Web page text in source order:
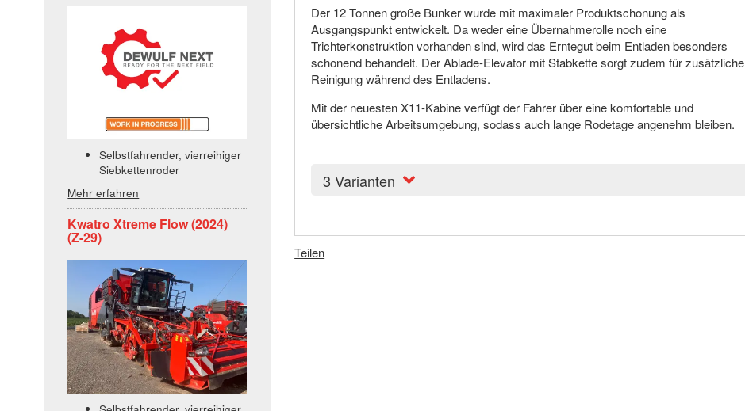
Selbstfahrender, vierreihiger
Siebkettenroder
Mehr erfahren
Kwatro Xtreme Flow (2024)
(Z-29)
Der 12 Tonnen große Bunker wurde mit maximaler Produktschonung als
Ausgangspunkt entwickelt. Da weder eine Übernahmerolle noch eine
Trichterkonstruktion vorhanden sind, wird das Erntegut beim Entladen besonders
schonend behandelt. Der Ablade-Elevator mit Stabkette sorgt zudem für zusätzliche
Reinigung während des Entladens.
Mit der neuesten X11-Kabine verfügt der Fahrer über eine komfortable und
übersichtliche Arbeitsumgebung, sodass auch lange Rodetage angenehm bleiben.
3 Varianten
Teilen